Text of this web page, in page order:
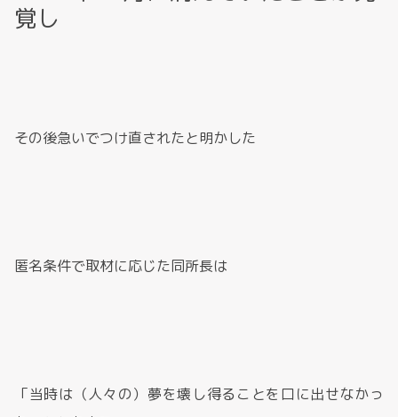
覚し
その後急いでつけ直されたと明かした
匿名条件で取材に応じた同所長は
「当時は（人々の）夢を壊し得ることを口に出せなかっ